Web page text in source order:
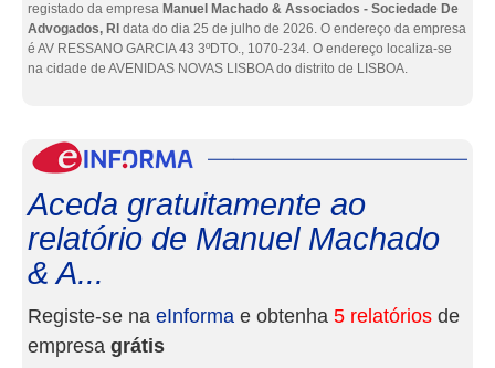
registado da empresa Manuel Machado & Associados - Sociedade De
Advogados, Rl data do dia 25 de julho de 2026. O endereço da empresa
é AV RESSANO GARCIA 43 3ºDTO., 1070-234. O endereço localiza-se
na cidade de AVENIDAS NOVAS LISBOA do distrito de LISBOA.
Aceda gratuitamente ao
relatório de Manuel Machado
& A...
Registe-se na eInforma e obtenha 5 relatórios de
empresa grátis